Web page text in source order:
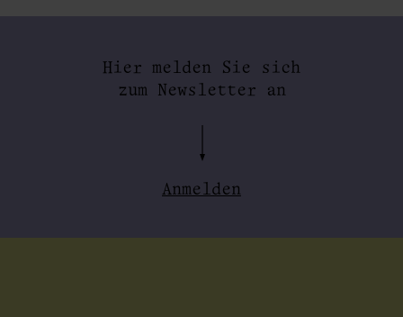
Hier melden Sie sich
zum Newsletter an
Anmelden